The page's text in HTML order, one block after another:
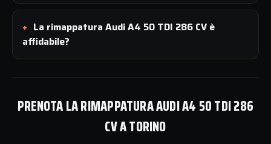
La rimappatura Audi A4 50 TDI 286 CV è
affidabile?
PRENOTA LA RIMAPPATURA AUDI A4 50 TDI 286
CV A TORINO